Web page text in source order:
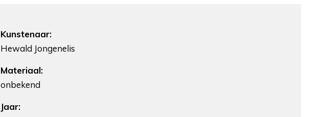
Kunstenaar:
Hewald Jongenelis
Materiaal:
onbekend
Jaar: